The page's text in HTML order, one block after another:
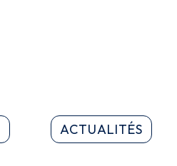
ACTUALITÉS